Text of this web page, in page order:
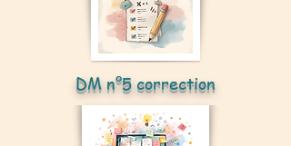
DM n°5 correction